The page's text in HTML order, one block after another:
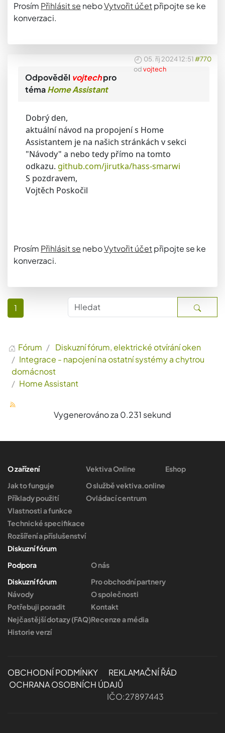
Prosím Přihlásit se neboVytvořit účetpřipojte se ke
konverzaci.
05. říj 2024 12:51#770
odvojtech
Odpověděl vojtechpro
témaHome Assistant
Dobrý den,
aktuální návod na propojení s Home
Assistantem je na našich stránkách v sekci
"Návody" a nebo tedy přímo na tomto
odkazu. github.com/jirutka/hass-smarwi
S pozdravem,
Vojtěch Poskočil
Prosím Přihlásit se neboVytvořit účetpřipojte se ke
konverzaci.
1
Fórum
Diskuzní fórum, elektrické otvírání oken
Integrace - napojení na ostatní systémy a chytrou
domácnost
Home Assistant
Vygenerováno za 0.231 sekund
O zařízení
Jak to funguje
Příklady použití
Vlastnosti a funkce
Technické specifikace
Rozšíření a příslušenství
Diskuzní fórum
Vektiva Online
O službě vektiva.online
Ovládací centrum
Eshop
Podpora
Diskuzní fórum
Návody
Potřebuji poradit
Nejčastější dotazy (FAQ)
Historie verzí
O nás
Pro obchodní partnery
O společnosti
Kontakt
Recenze a média
OBCHODNÍ PODMÍNKY
REKLAMAČNÍ ŘÁD
OCHRANA OSOBNÍCH ÚDAJŮ
IČO:27897443